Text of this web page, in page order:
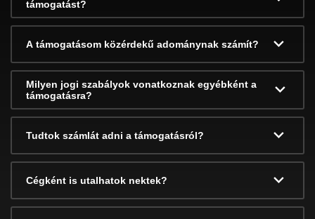
támogatást?
A támogatásom közérdekű adománynak számít?
Milyen jogi szabályok vonatkoznak egyébként a
támogatásra?
Tudtok számlát adni a támogatásról?
Cégként is utalhatok nektek?